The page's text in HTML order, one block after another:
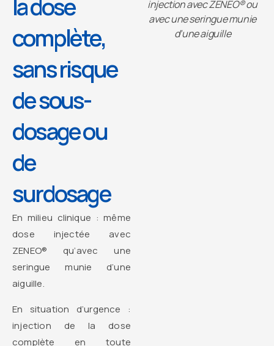
la dose
complète,
sans risque
de sous-
dosage ou
de
surdosage
En milieu clinique : même
dose injectée avec
ZENEO® qu’avec une
seringue munie d’une
aiguille.
En situation d’urgence :
injection de la dose
complète en toute
injection avec ZENEO® ou
avec une seringue munie
d’une aiguille